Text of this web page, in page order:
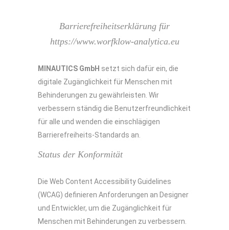
Barrierefreiheitserklärung für
https://www.worfklow-analytica.eu
MINAUTICS GmbH setzt sich dafür ein, die
digitale Zugänglichkeit für Menschen mit
Behinderungen zu gewährleisten. Wir
verbessern ständig die Benutzerfreundlichkeit
für alle und wenden die einschlägigen
Barrierefreiheits-Standards an.
Status der Konformität
Die Web Content Accessibility Guidelines
(WCAG) definieren Anforderungen an Designer
und Entwickler, um die Zugänglichkeit für
Menschen mit Behinderungen zu verbessern.